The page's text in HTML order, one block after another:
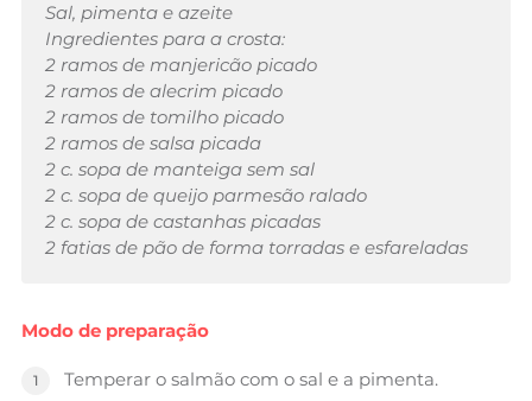
Sal, pimenta e azeite
Ingredientes para a crosta:
2 ramos de manjericão picado
2 ramos de alecrim picado
2 ramos de tomilho picado
2 ramos de salsa picada
2 c. sopa de manteiga sem sal
2 c. sopa de queijo parmesão ralado
2 c. sopa de castanhas picadas
2 fatias de pão de forma torradas e esfareladas
Modo de preparação
Temperar o salmão com o sal e a pimenta.